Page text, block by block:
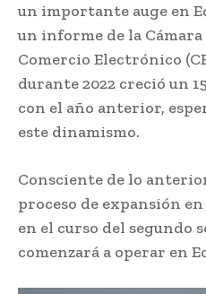
un importante auge en
un informe de la
Comercio Electrónico
durante 2022 creció un
con el año anterior,
este dinamismo.
Consciente de lo
proceso de expansión
en el curso del segundo
comenzará a operar en